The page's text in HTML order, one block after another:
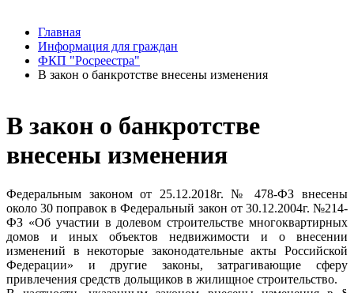
В закон о банкротстве
внесены изменения
Федеральным законом от 25.12.2018г. № 478-ФЗ внесены
около 30 поправок в Федеральный закон от 30.12.2004г. №214-
ФЗ «Об участии в долевом строительстве многоквартирных
домов и иных объектов недвижимости и о внесении
изменений в некоторые законодательные акты Российской
Федерации» и другие законы, затрагивающие сферу
привлечения средств дольщиков в жилищное строительство.
Главная
Информация для граждан
ФКП "Росреестра"
В закон о банкротстве внесены изменения